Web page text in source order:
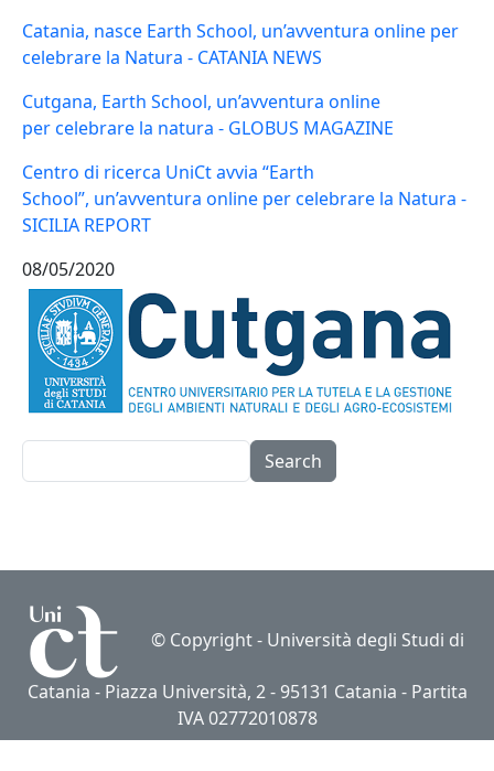
Catania, nasce Earth School, un’avventura online per
celebrare la Natura - CATANIA NEWS
Cutgana, Earth School, un’avventura online
per celebrare la natura - GLOBUS MAGAZINE
Centro di ricerca UniCt avvia “Earth
School”, un’avventura online per celebrare la Natura -
SICILIA REPORT
08/05/2020
© Copyright - Università degli Studi di
Catania - Piazza Università, 2 - 95131 Catania - Partita
IVA 02772010878